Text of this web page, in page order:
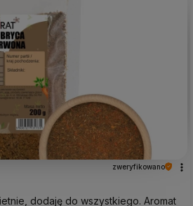
zweryfikowano
dodaję do wszystkiego. Aromat